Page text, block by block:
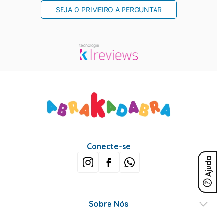
SEJA O PRIMEIRO A PERGUNTAR
Ajuda
Conecte-se
Sobre Nós